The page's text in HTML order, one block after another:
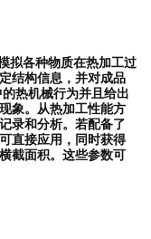
拟各种物质在热加工过
结构信息，并对成品
热机械行为并且给出
象。从热加工性能方
录和分析。若配备了
直接应用，同时获得
截面积。这些参数可